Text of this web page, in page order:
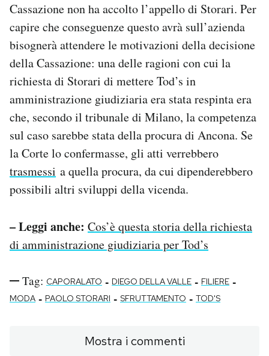
Cassazione non ha accolto l’appello di Storari. Per
capire che conseguenze questo avrà sull’azienda
bisognerà attendere le motivazioni della decisione
della Cassazione: una delle ragioni con cui la
richiesta di Storari di mettere Tod’s in
amministrazione giudiziaria era stata respinta era
che, secondo il tribunale di Milano, la competenza
sul caso sarebbe stata della procura di Ancona. Se
la Corte lo confermasse, gli atti verrebbero
trasmessi a quella procura, da cui dipenderebbero
possibili altri sviluppi della vicenda.
– Leggi anche: Cos’è questa storia della richiesta
di amministrazione giudiziaria per Tod’s
Tag: CAPORALATO - DIEGO DELLA VALLE - FILIERE -
MODA - PAOLO STORARI - SFRUTTAMENTO - TOD'S
Mostra i commenti